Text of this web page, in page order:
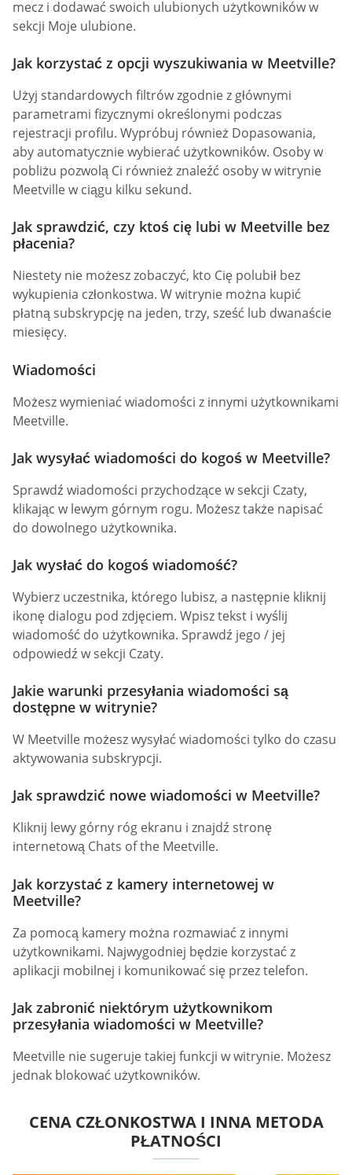
mecz i dodawać swoich ulubionych użytkowników w
sekcji Moje ulubione.
Jak korzystać z opcji wyszukiwania w Meetville?
Użyj standardowych filtrów zgodnie z głównymi
parametrami fizycznymi określonymi podczas
rejestracji profilu. Wypróbuj również Dopasowania,
aby automatycznie wybierać użytkowników. Osoby w
pobliżu pozwolą Ci również znaleźć osoby w witrynie
Meetville w ciągu kilku sekund.
Jak sprawdzić, czy ktoś cię lubi w Meetville bez
płacenia?
Niestety nie możesz zobaczyć, kto Cię polubił bez
wykupienia członkostwa. W witrynie można kupić
płatną subskrypcję na jeden, trzy, sześć lub dwanaście
miesięcy.
Wiadomości
Możesz wymieniać wiadomości z innymi użytkownikami
Meetville.
Jak wysyłać wiadomości do kogoś w Meetville?
Sprawdź wiadomości przychodzące w sekcji Czaty,
klikając w lewym górnym rogu. Możesz także napisać
do dowolnego użytkownika.
Jak wysłać do kogoś wiadomość?
Wybierz uczestnika, którego lubisz, a następnie kliknij
ikonę dialogu pod zdjęciem. Wpisz tekst i wyślij
wiadomość do użytkownika. Sprawdź jego / jej
odpowiedź w sekcji Czaty.
Jakie warunki przesyłania wiadomości są
dostępne w witrynie?
W Meetville możesz wysyłać wiadomości tylko do czasu
aktywowania subskrypcji.
Jak sprawdzić nowe wiadomości w Meetville?
Kliknij lewy górny róg ekranu i znajdź stronę
internetową Chats of the Meetville.
Jak korzystać z kamery internetowej w
Meetville?
Za pomocą kamery można rozmawiać z innymi
użytkownikami. Najwygodniej będzie korzystać z
aplikacji mobilnej i komunikować się przez telefon.
Jak zabronić niektórym użytkownikom
przesyłania wiadomości w Meetville?
Meetville nie sugeruje takiej funkcji w witrynie. Możesz
jednak blokować użytkowników.
CENA CZŁONKOSTWA I INNA METODA
PŁATNOŚCI